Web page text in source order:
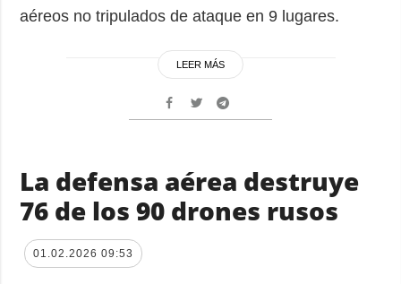
aéreos no tripulados de ataque en 9 lugares.
LEER MÁS
La defensa aérea destruye
76 de los 90 drones rusos
01.02.2026 09:53